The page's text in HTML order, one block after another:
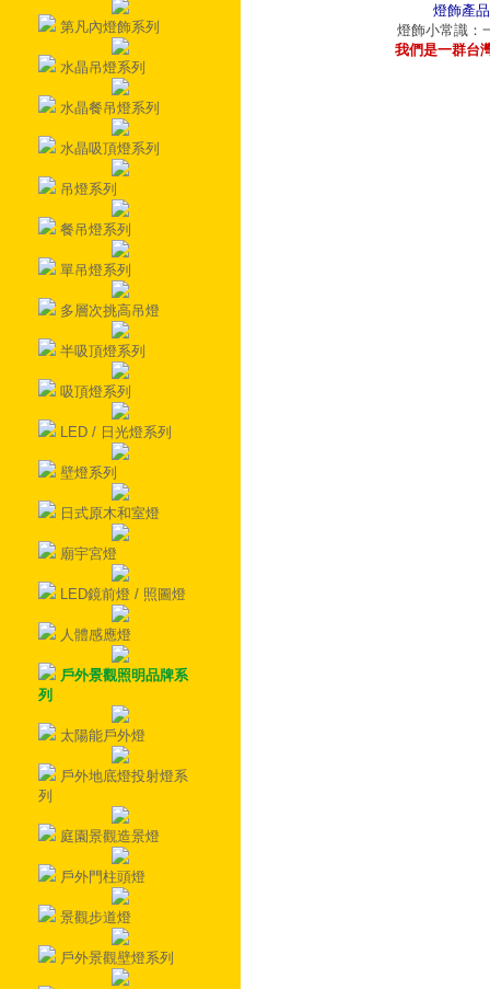
第凡內燈飾系列
水晶吊燈系列
水晶餐吊燈系列
水晶吸頂燈系列
吊燈系列
餐吊燈系列
單吊燈系列
多層次挑高吊燈
半吸頂燈系列
吸頂燈系列
LED / 日光燈系列
壁燈系列
日式原木和室燈
廟宇宮燈
LED鏡前燈 / 照圖燈
人體感應燈
戶外景觀照明品牌系
列
太陽能戶外燈
戶外地底燈投射燈系
列
庭園景觀造景燈
戶外門柱頭燈
景觀步道燈
戶外景觀壁燈系列
燈飾產
燈飾小常識：
我們是一群台